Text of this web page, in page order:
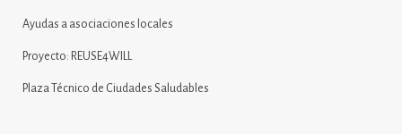
Ayudas a asociaciones locales
Proyecto: REUSE4WILL
Plaza Técnico de Ciudades Saludables